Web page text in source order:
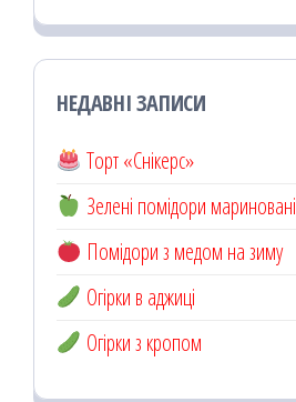
НЕДАВНІ ЗАПИСИ
Торт «Снікерс»
Зелені помідори мариновані
Помідори з медом на зиму
Огірки в аджиці
Огірки з кропом